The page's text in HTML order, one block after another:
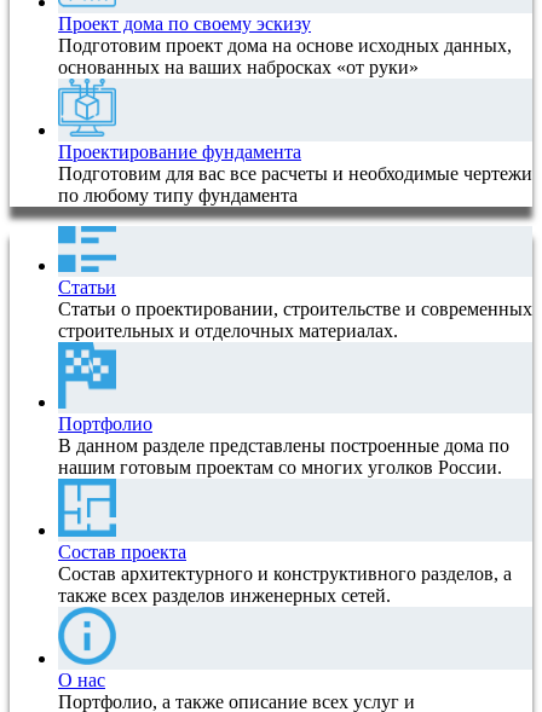
Проект дома по своему эскизу
Подготовим проект дома на основе исходных данных,
основанных на ваших набросках «от руки»
Проектирование фундамента
Подготовим для вас все расчеты и необходимые чертежи
по любому типу фундамента
Статьи
Статьи о проектировании, строительстве и современных
строительных и отделочных материалах.
Портфолио
В данном разделе представлены построенные дома по
нашим готовым проектам со многих уголков России.
Состав проекта
Состав архитектурного и конструктивного разделов, а
также всех разделов инженерных сетей.
О нас
Портфолио, а также описание всех услуг и